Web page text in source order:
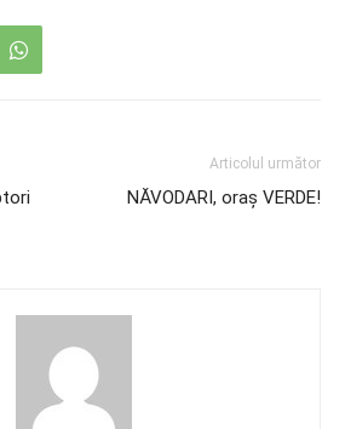
Articolul următor
NĂVODARI, oraș VERDE!